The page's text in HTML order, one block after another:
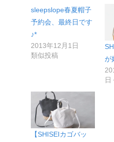
sleepslope春夏帽子
予約会、最終日です
♪*
2013年12月1日
類似投稿
が
日
【SHISEIカゴバッ